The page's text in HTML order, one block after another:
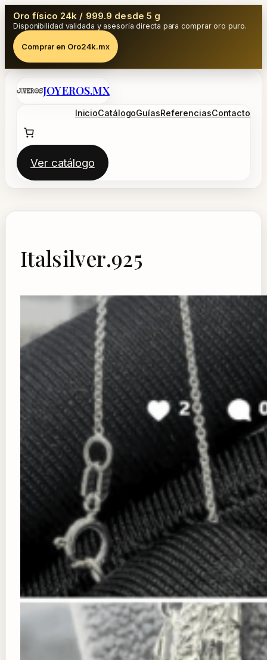
Oro físico 24k / 999.9 desde 5 g
Disponibilidad validada y asesoría directa para comprar oro puro.
Comprar en Oro24k.mx
Saltar
JOYEROS.MX
InicioCatálogoGuíasReferenciasContacto
Ver catálogo
Italsilver.925